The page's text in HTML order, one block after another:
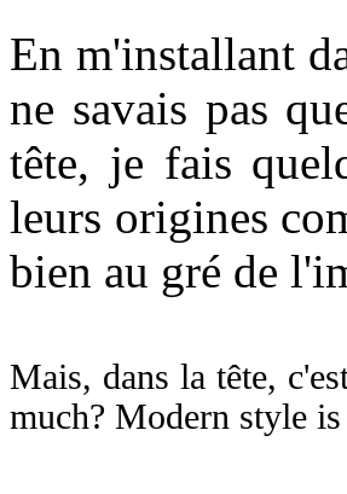
En m'installant
ne savais pas
tête, je fais
leurs origines
bien au gré de
Mais, dans la tête,
much? Modern style